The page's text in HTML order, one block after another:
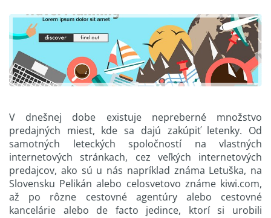
V dnešnej dobe existuje nepreberné množstvo
predajných miest, kde sa dajú zakúpiť letenky. Od
samotných leteckých spoločností na vlastných
internetových stránkach, cez veľkých internetových
predajcov, ako sú u nás napríklad známa Letuška, na
Slovensku Pelikán alebo celosvetovo známe kiwi.com,
až po rôzne cestovné agentúry alebo cestovné
kancelárie alebo de facto jedince, ktorí si urobili